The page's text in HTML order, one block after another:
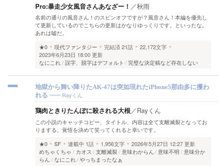
Pro:暴走少女風音さんあなざー！ ／秋雨
名前の通りの風音さん！のスピンオフですが？風音さん！本編を優先し
て更新しているのでこちらの更新はかなりゆっくりです。といったな。
あれは嘘だ。
★0
現代ファンタジー 完結済21話
22,172文字
2023年6月23日 18:00 更新
なにこれ 誤字、脱字はデフォルト 完璧な決定稿など存在しない
地獄から舞い降りたAK-47は突如現れたiPhone5那由多に攫わ
れる
Rayくん
鶏肉ときりたんぽに殺される大根／Rayくん
この小説のキャッチコピー、タイトル、内容は全て支離滅裂となってお
りまする。覚悟を決めて笑ってくれると幸いです。
★0
SF 連載中 1話 1,956文字
2026年5月27日 12:27 更新
めちゃくちゃ
カオス 支離滅裂 意味わからん 意味不明
意味分か
らん
なにこれ やっちまったなぁ